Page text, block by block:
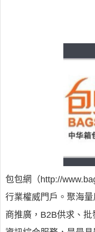
包包網（http://
行業權威門戶。聚海
商推廣，B2B供求、批